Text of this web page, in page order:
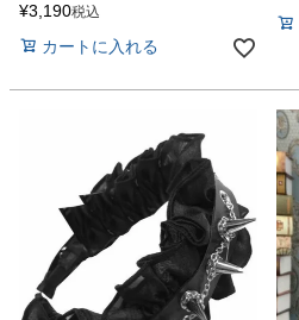
¥3,190税込
カートに入れる